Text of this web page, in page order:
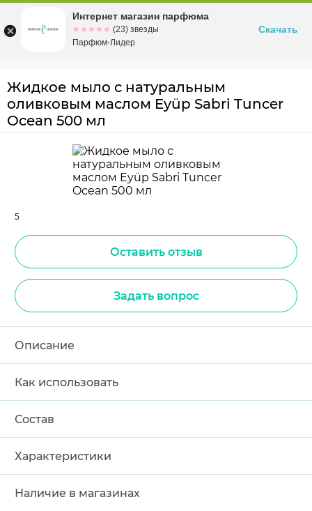
Омскул. Заозерная, 11, к. 1
Жидкое мыло с натуральным
оливковым маслом Eyüp Sabri Tuncer
Ocean 500 мл
5
Оставить отзыв
Задать вопрос
Описание
Как использовать
Состав
Характеристики
Наличие в магазинах
Интернет магазин парфюма
☆☆☆☆☆
★★★★★ (23) звезды
Парфюм-Лидер
Скачать